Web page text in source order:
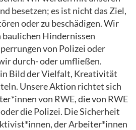
besetzen; es ist nicht das Ziel,
oder zu beschädigen. Wir
Hindernissen
von Polizei oder
durch- oder umfließen.
Bild der Vielfalt, Kreativität
Unsere Aktion richtet sich
von RWE, die von RWE
die Polizei. Die Sicherheit
der Arbeiter*innen